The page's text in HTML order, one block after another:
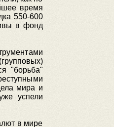
время
550-600
в фонд
"борьба"
мира и
успели
в мире